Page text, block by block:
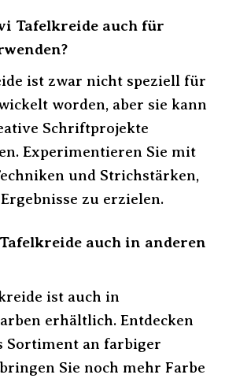
Tafelkreide auch für
ist zwar nicht speziell für
worden, aber sie kann
Schriftprojekte
Experimentieren Sie mit
und Strichstärken,
zu erzielen.
auch in anderen
ist auch in
erhältlich. Entdecken
Sortiment an farbiger
Sie noch mehr Farbe